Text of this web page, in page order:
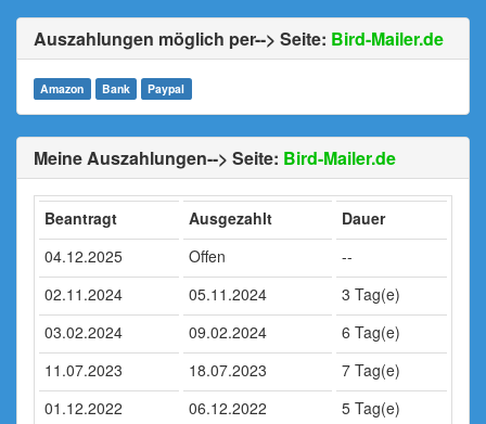
Auszahlungen möglich per--> Seite: Bird-Mailer.de
Amazon Bank Paypal
Meine Auszahlungen--> Seite: Bird-Mailer.de
Beantragt Ausgezahlt
Dauer
04.12.2025
Offen
--
02.11.2024
05.11.2024
3 Tag(e)
03.02.2024
09.02.2024
6 Tag(e)
11.07.2023
18.07.2023
7 Tag(e)
01.12.2022
06.12.2022
5 Tag(e)